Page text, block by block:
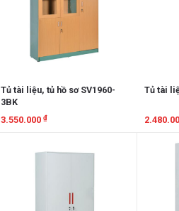
Tủ tài liệu, tủ hồ sơ SV1960-
3BK
3.550.000 ₫
Tủ tài
Xem